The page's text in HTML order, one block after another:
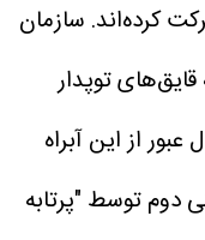
کرده‌اند. سازمان
قایق‌های توپدار
از این آبراه
توسط "پرتابه